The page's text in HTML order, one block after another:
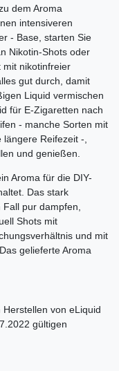
dem Aroma
intensiveren
- Base, starten Sie
Nikotin-Shots oder
mit nikotinfreier
gut durch, damit
Liquid vermischen
für E-Zigaretten nach
- manche Sorten mit
Reifezeit -,
und genießen.
Aroma für die DIY-
Das stark
pur dampfen,
Shots mit
und mit
gelieferte Aroma
von eLiquid
gültigen